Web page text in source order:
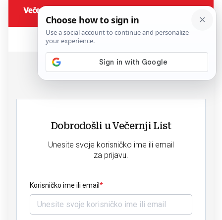
Dobrodošli u Večernji List
Unesite svoje korisničko ime ili email
za prijavu.
Korisničko ime ili email